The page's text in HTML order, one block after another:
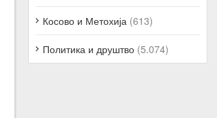
Косово и Метохија (613)
Политика и друштво (5.074)